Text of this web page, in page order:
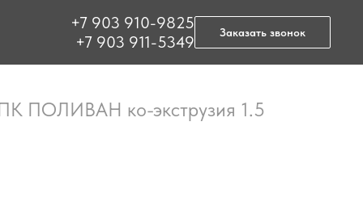
+7 903 910-9825
+7 903 911-5349
Заказать звонок
ПОЛИВАН ко-экструзия 1.5